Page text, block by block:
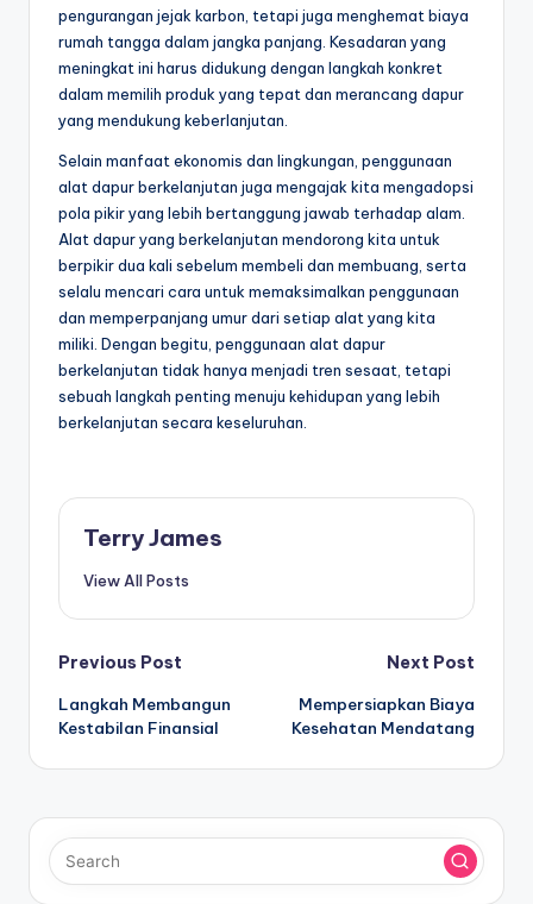
pengurangan jejak karbon, tetapi juga menghemat biaya
rumah tangga dalam jangka panjang. Kesadaran yang
meningkat ini harus didukung dengan langkah konkret
dalam memilih produk yang tepat dan merancang dapur
yang mendukung keberlanjutan.
Selain manfaat ekonomis dan lingkungan, penggunaan
alat dapur berkelanjutan juga mengajak kita mengadopsi
pola pikir yang lebih bertanggung jawab terhadap alam.
Alat dapur yang berkelanjutan mendorong kita untuk
berpikir dua kali sebelum membeli dan membuang, serta
selalu mencari cara untuk memaksimalkan penggunaan
dan memperpanjang umur dari setiap alat yang kita
miliki. Dengan begitu, penggunaan alat dapur
berkelanjutan tidak hanya menjadi tren sesaat, tetapi
sebuah langkah penting menuju kehidupan yang lebih
berkelanjutan secara keseluruhan.
Terry James
View All Posts
Post
navigation
Previous Post
Langkah Membangun
Kestabilan Finansial
Next Post
Mempersiapkan Biaya
Kesehatan Mendatang